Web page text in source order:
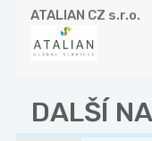
ATALIAN CZ s.r.o.
DALŠÍ